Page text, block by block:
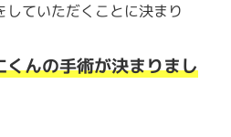
していただくことに決まり
んの手術が決まりまし